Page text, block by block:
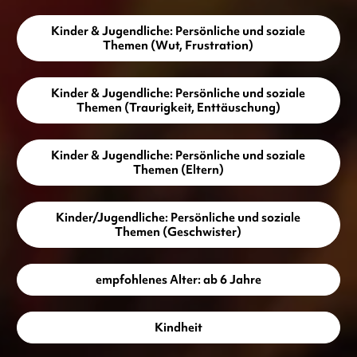
Kinder & Jugendliche: Persönliche und soziale
Themen (Wut, Frustration)
Kinder & Jugendliche: Persönliche und soziale
Themen (Traurigkeit, Enttäuschung)
Kinder & Jugendliche: Persönliche und soziale
Themen (Eltern)
Kinder/Jugendliche: Persönliche und soziale
Themen (Geschwister)
empfohlenes Alter: ab 6 Jahre
Kindheit